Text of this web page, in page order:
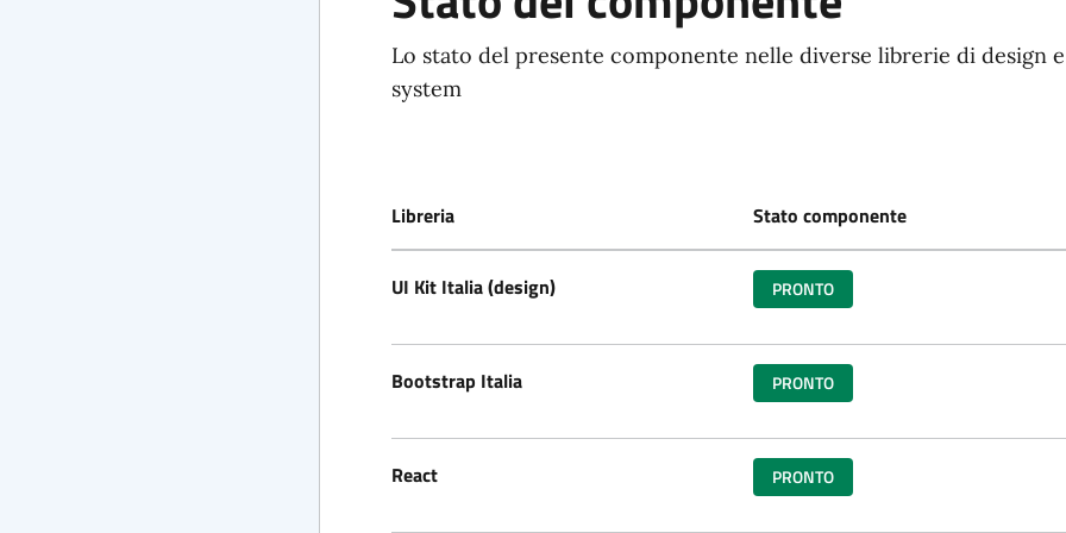
Lo stato del presente componente nelle diverse librerie di design
system
Libreria Stato componente
UI Kit Italia (design) PRONTO
Bootstrap Italia PRONTO
React PRONTO